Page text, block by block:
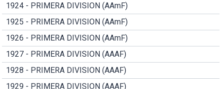
1924 - PRIMERA DIVISION (AAmF)
1925 - PRIMERA DIVISION (AAmF)
1926 - PRIMERA DIVISION (AAmF)
1927 - PRIMERA DIVISION (AAAF)
1928 - PRIMERA DIVISION (AAAF)
1929 - PRIMERA DIVISION (AAAF)